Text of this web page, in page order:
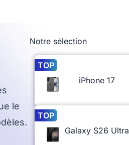
le
Notre sélection
TOP
iPhone 17
TOP
Galaxy S26 Ultra